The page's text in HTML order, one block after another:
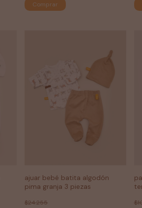
Comprar
ajuar bebé batita algodón
pima granja 3 piezas
$24.255